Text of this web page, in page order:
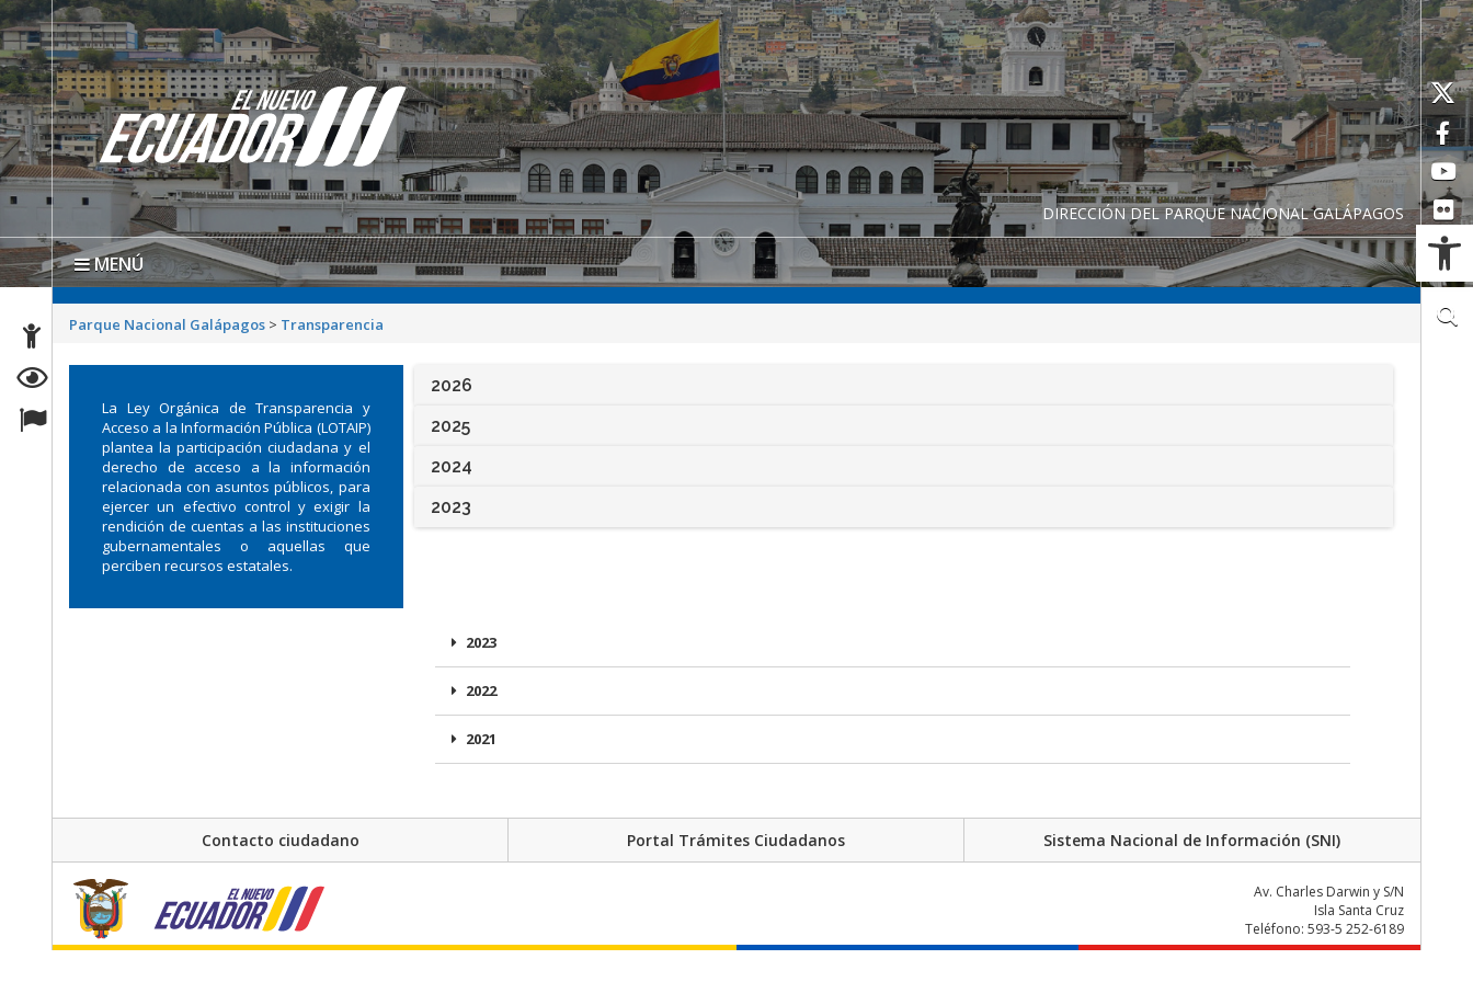
DIRECCIÓN DEL PARQUE NACIONAL GALÁPAGOS
MENÚ
Parque Nacional Galápagos > Transparencia
La Ley Orgánica de Transparencia y
Acceso a la Información Pública (LOTAIP)
plantea la participación ciudadana y el
derecho de acceso a la información
relacionada con asuntos públicos, para
ejercer un efectivo control y exigir la
rendición de cuentas a las instituciones
gubernamentales o aquellas que
perciben recursos estatales.
2026
2025
2024
2023
2023
2022
2021
Contacto ciudadano Portal Trámites Ciudadanos Sistema Nacional de Información (SNI)
Av. Charles Darwin y S/N
Isla Santa Cruz
Teléfono: 593-5 252-6189